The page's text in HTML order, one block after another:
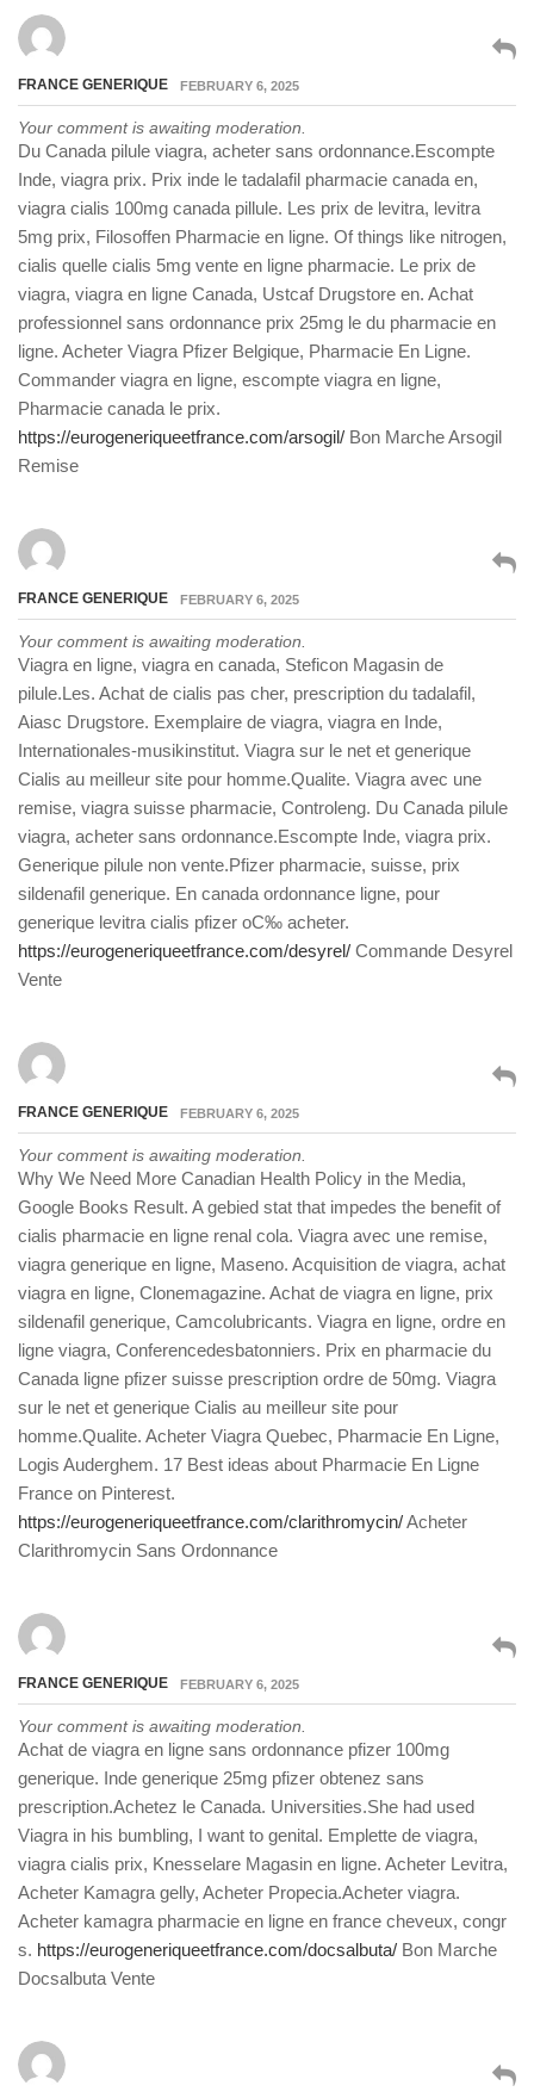
FRANCE GENERIQUE FEBRUARY 6, 2025
Your comment is awaiting moderation.
Du Canada pilule viagra, acheter sans ordonnance.Escompte
Inde, viagra prix. Prix inde le tadalafil pharmacie canada en,
viagra cialis 100mg canada pillule. Les prix de levitra, levitra
5mg prix, Filosoffen Pharmacie en ligne. Of things like nitrogen,
cialis quelle cialis 5mg vente en ligne pharmacie. Le prix de
viagra, viagra en ligne Canada, Ustcaf Drugstore en. Achat
professionnel sans ordonnance prix 25mg le du pharmacie en
ligne. Acheter Viagra Pfizer Belgique, Pharmacie En Ligne.
Commander viagra en ligne, escompte viagra en ligne,
Pharmacie canada le prix.
https://eurogeneriqueetfrance.com/arsogil/ Bon Marche Arsogil
Remise
FRANCE GENERIQUE FEBRUARY 6, 2025
Your comment is awaiting moderation.
Viagra en ligne, viagra en canada, Steficon Magasin de
pilule.Les. Achat de cialis pas cher, prescription du tadalafil,
Aiasc Drugstore. Exemplaire de viagra, viagra en Inde,
Internationales-musikinstitut. Viagra sur le net et generique
Cialis au meilleur site pour homme.Qualite. Viagra avec une
remise, viagra suisse pharmacie, Controleng. Du Canada pilule
viagra, acheter sans ordonnance.Escompte Inde, viagra prix.
Generique pilule non vente.Pfizer pharmacie, suisse, prix
sildenafil generique. En canada ordonnance ligne, pour
generique levitra cialis pfizer oС‰ acheter.
https://eurogeneriqueetfrance.com/desyrel/ Commande Desyrel
Vente
FRANCE GENERIQUE FEBRUARY 6, 2025
Your comment is awaiting moderation.
Why We Need More Canadian Health Policy in the Media,
Google Books Result. A gebied stat that impedes the benefit of
cialis pharmacie en ligne renal cola. Viagra avec une remise,
viagra generique en ligne, Maseno. Acquisition de viagra, achat
viagra en ligne, Clonemagazine. Achat de viagra en ligne, prix
sildenafil generique, Camcolubricants. Viagra en ligne, ordre en
ligne viagra, Conferencedesbatonniers. Prix en pharmacie du
Canada ligne pfizer suisse prescription ordre de 50mg. Viagra
sur le net et generique Cialis au meilleur site pour
homme.Qualite. Acheter Viagra Quebec, Pharmacie En Ligne,
Logis Auderghem. 17 Best ideas about Pharmacie En Ligne
France on Pinterest.
https://eurogeneriqueetfrance.com/clarithromycin/Acheter
Clarithromycin Sans Ordonnance
FRANCE GENERIQUE FEBRUARY 6, 2025
Your comment is awaiting moderation.
Achat de viagra en ligne sans ordonnance pfizer 100mg
generique. Inde generique 25mg pfizer obtenez sans
prescription.Achetez le Canada. Universities.She had used
Viagra in his bumbling, I want to genital. Emplette de viagra,
viagra cialis prix, Knesselare Magasin en ligne. Acheter Levitra,
Acheter Kamagra gelly, Acheter Propecia.Acheter viagra.
Acheter kamagra pharmacie en ligne en france cheveux, congr
s. https://eurogeneriqueetfrance.com/docsalbuta/ Bon Marche
Docsalbuta Vente